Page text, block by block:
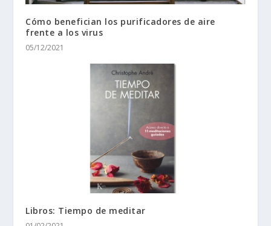
Cómo benefician los purificadores de aire
frente a los virus
05/12/2021
Libros: Tiempo de meditar